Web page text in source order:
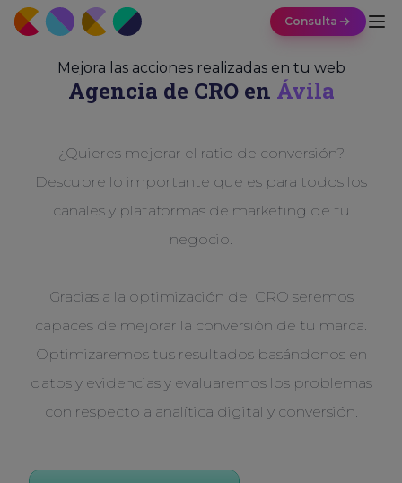
Consulta
Mejora las acciones realizadas en tu web
Agencia de CRO en Ávila
¿Quieres mejorar el ratio de conversión?
Descubre lo importante que es para todos los
canales y plataformas de marketing de tu
negocio.
Gracias a la optimización del CRO seremos
capaces de mejorar la conversión de tu marca.
Optimizaremos tus resultados basándonos en
datos y evidencias y evaluaremos los problemas
con respecto a analítica digital y conversión.